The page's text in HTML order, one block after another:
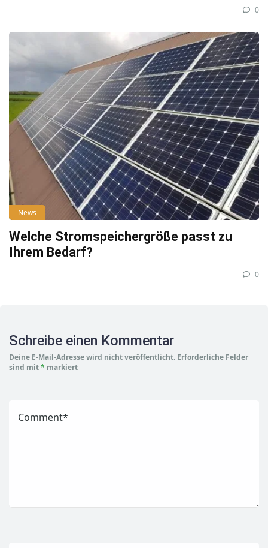
0
News
Welche Stromspeichergröße passt zu
Ihrem Bedarf?
0
Schreibe einen Kommentar
Deine E-Mail-Adresse wird nicht veröffentlicht. Erforderliche Felder
sind mit* markiert